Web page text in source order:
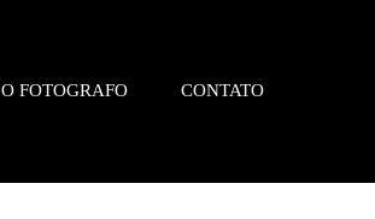
O FOTOGRAFO CONTATO